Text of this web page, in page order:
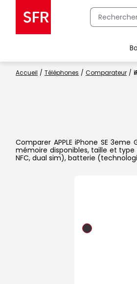
Accueil Téléphones Comparateur
Comparer APPLE iPhone SE
mémoire disponibles, taille et
NFC, dual sim), batterie